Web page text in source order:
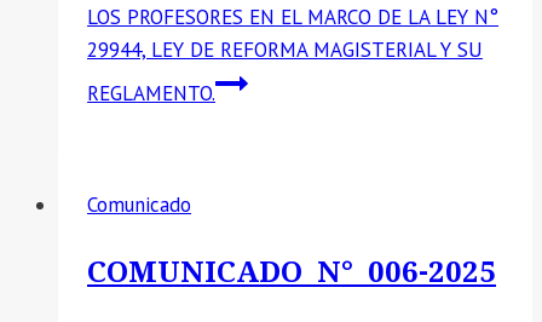
LOS PROFESORES EN EL MARCO DE LA LEY N°
29944, LEY DE REFORMA MAGISTERIAL Y SU
REGLAMENTO.
Comunicado
COMUNICADO N° 006-2025